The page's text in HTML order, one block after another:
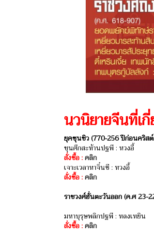
นวนิยายจีนที่เ
ยุคซุนชิว (770-256 ปีก่อนคริส
ขุนศึกสะท้านปฐพี : หวงอี้
สั่งซื้อ :คลิก
เจาะเวลาหาจิ๋นซี : หวงอี้
สั่งซื้อ :คลิก
ราชวงศ์ฮั่นตะวันออก (ค.ศ 23-
มหาบุรุษพลิกปฐพี : หลงเหยิน
สั่งซื้อ :คลิก